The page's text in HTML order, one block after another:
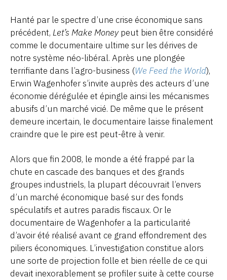
Hanté par le spectre d’une crise économique sans
précédent, Let’s Make Moneypeut bien être considéré
comme le documentaire ultime sur les dérives de
notre système néo-libéral. Après une plongée
terrifiante dans l’agro-business (We Feed the World),
Erwin Wagenhofer s’invite auprès des acteurs d’une
économie dérégulée et épingle ainsi les mécanismes
abusifs d’un marché vicié. De même que le présent
demeure incertain, le documentaire laisse finalement
craindre que le pire est peut-être à venir.
Alors que fin 2008, le monde a été frappé par la
chute en cascade des banques et des grands
groupes industriels, la plupart découvrait l’envers
d’un marché économique basé sur des fonds
spéculatifs et autres paradis fiscaux. Or le
documentaire de Wagenhofer a la particularité
d’avoir été réalisé avant ce grand effondrement des
piliers économiques. L’investigation constitue alors
une sorte de projection folle et bien réelle de ce qui
devait inexorablement se profiler suite à cette course